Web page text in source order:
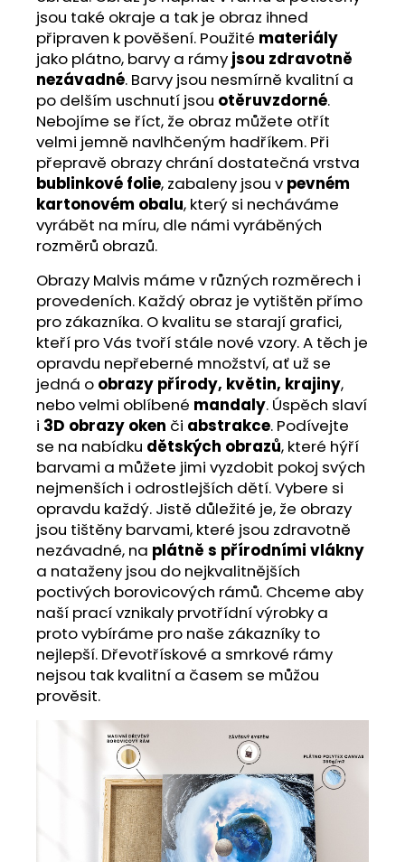
jsou také okraje a tak je obraz ihned
připraven k pověšení. Použité materiály
jako plátno, barvy a rámy jsou zdravotně
nezávadné. Barvy jsou nesmírně kvalitní a
po delším uschnutí jsou otěruvzdorné.
Nebojíme se říct, že obraz můžete otřít
velmi jemně navlhčeným hadříkem. Při
přepravě obrazy chrání dostatečná vrstva
bublinkové folie, zabaleny jsou v pevném
kartonovém obalu, který si necháváme
vyrábět na míru, dle námi vyráběných
rozměrů obrazů.
Obrazy Malvis máme v různých rozměrech i
provedeních. Každý obraz je vytištěn přímo
pro zákazníka. O kvalitu se starají grafici,
kteří pro Vás tvoří stále nové vzory. A těch je
opravdu nepřeberné množství, ať už se
jedná o obrazy přírody, květin, krajiny,
nebo velmi oblíbené mandaly. Úspěch slaví
i 3D obrazy oken či abstrakce. Podívejte
se na nabídku dětských obrazů, které hýří
barvami a můžete jimi vyzdobit pokoj svých
nejmenších i odrostlejších dětí. Vybere si
opravdu každý. Jistě důležité je, že obrazy
jsou tištěny barvami, které jsou zdravotně
nezávadné, na plátně s přírodními vlákny
a nataženy jsou do nejkvalitnějších
poctivých borovicových rámů. Chceme aby
naší prací vznikaly prvotřídní výrobky a
proto vybíráme pro naše zákazníky to
nejlepší. Dřevotřískové a smrkové rámy
nejsou tak kvalitní a časem se můžou
prověsit.